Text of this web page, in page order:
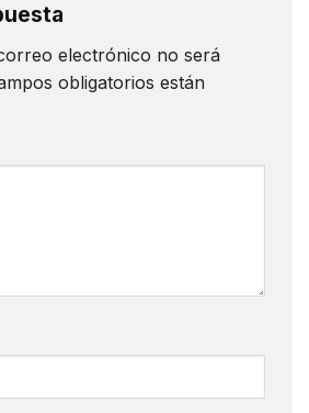
electrónico no será
obligatorios están